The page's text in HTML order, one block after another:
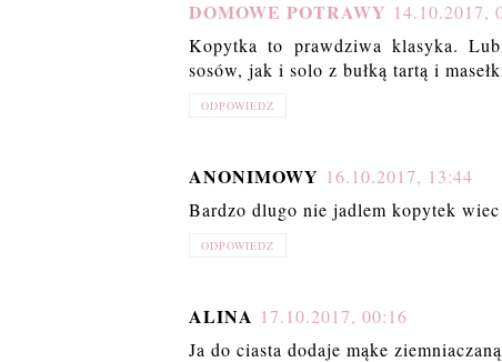
DOMOWE POTRAWY 14.10.2017,
Kopytka to prawdziwa klasyka.
sosów, jak i solo z bułką tartą i
ODPOWIEDZ
ANONIMOWY 16.10.2017, 13:44
Bardzo dlugo nie jadlem kopytek
ODPOWIEDZ
ALINA 17.10.2017, 00:16
Ja do ciasta dodaje mąke